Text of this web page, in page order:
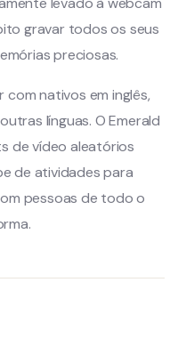
gravar todos os seus
preciosas.
com nativos em inglês,
línguas. O Emerald
de vídeo aleatórios
de atividades para
pessoas de todo o